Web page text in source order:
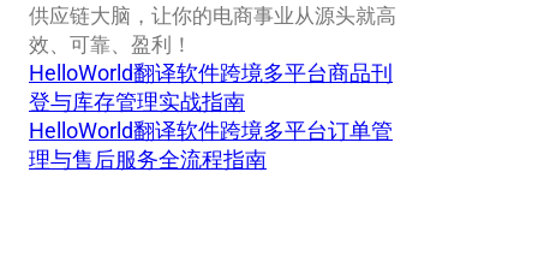
供应链大脑，让你的电商事业从源头就高
效、可靠、盈利！
HelloWorld翻译软件跨境多平台商品刊
登与库存管理实战指南
HelloWorld翻译软件跨境多平台订单管
理与售后服务全流程指南